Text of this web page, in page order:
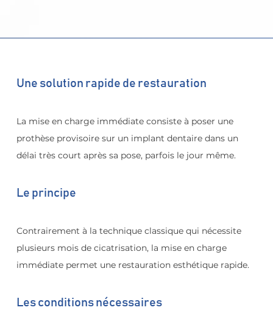
Une solution rapide de restauration
La mise en charge immédiate consiste à poser une
prothèse provisoire sur un implant dentaire dans un
délai très court après sa pose, parfois le jour même.
Le principe
Contrairement à la technique classique qui nécessite
plusieurs mois de cicatrisation, la mise en charge
immédiate permet une restauration esthétique rapide.
Les conditions nécessaires